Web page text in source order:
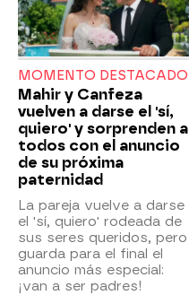
MOMENTO DESTACADO
Mahir y Canfeza
vuelven a darse el 'sí,
quiero' y sorprenden a
todos con el anuncio
de su próxima
paternidad
La pareja vuelve a darse
el 'sí, quiero' rodeada de
sus seres queridos, pero
guarda para el final el
anuncio más especial:
¡van a ser padres!